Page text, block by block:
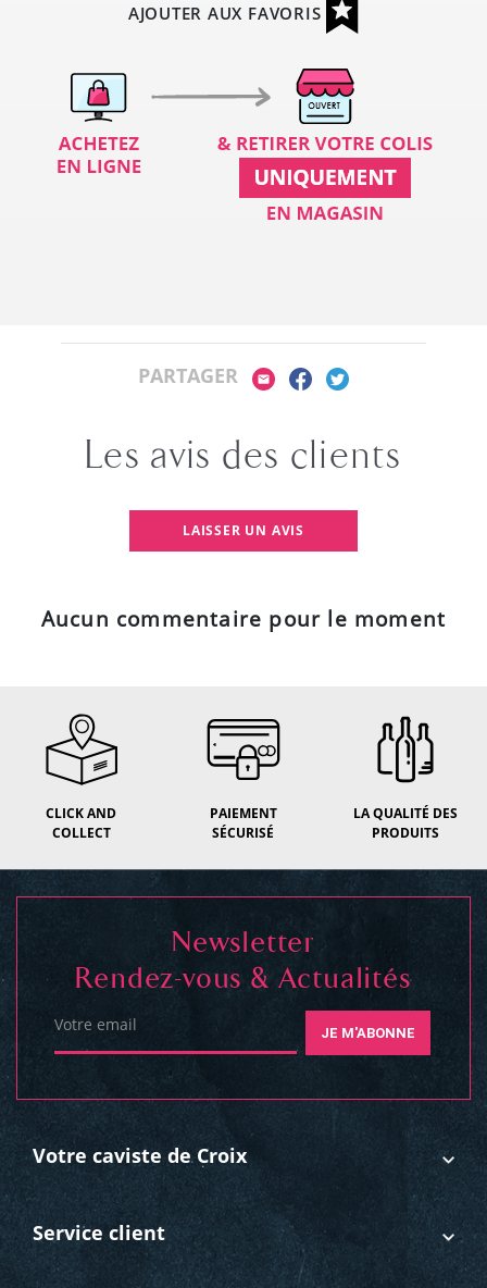
AJOUTER AUX FAVORIS
PARTAGER
Les avis des clients
LAISSER UN AVIS
Aucun commentaire pour le moment
CLICK AND
COLLECT
PAIEMENT
SÉCURISÉ
LA QUALITÉ DES
PRODUITS
Votre caviste de Croix
Service client
Newsletter
Rendez-vous & Actualités
Votre email JE M'ABONNE